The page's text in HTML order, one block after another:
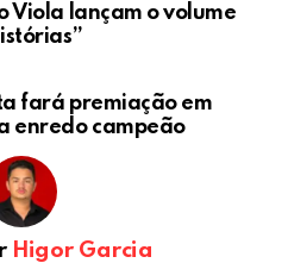
Viola lançam o volume
fará premiação em
enredo campeão
Higor Garcia